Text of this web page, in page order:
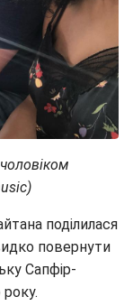
поділилася
повернути
Сапфір-